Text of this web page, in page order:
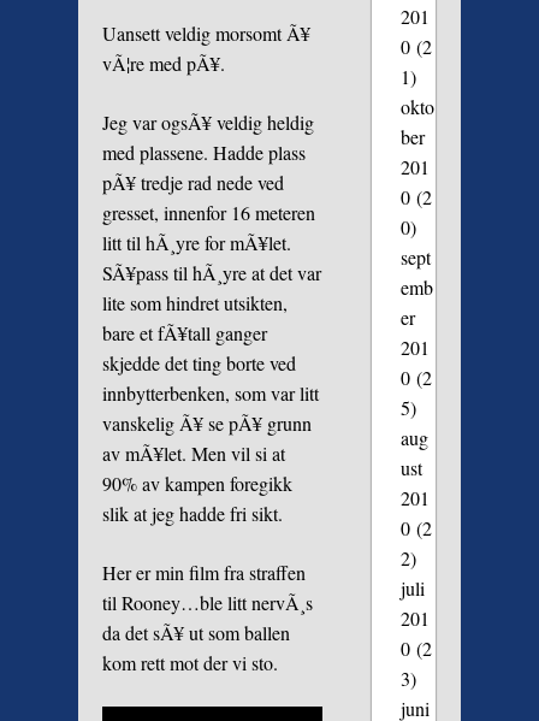
Uansett veldig morsomt Ã¥
vÃ¦re med pÃ¥.
Jeg var ogsÃ¥ veldig heldig
med plassene. Hadde plass
pÃ¥ tredje rad nede ved
gresset, innenfor 16 meteren
litt til hÃ¸yre for mÃ¥let.
SÃ¥pass til hÃ¸yre at det var
lite som hindret utsikten,
bare et fÃ¥tall ganger
skjedde det ting borte ved
innbytterbenken, som var litt
vanskelig Ã¥ se pÃ¥ grunn
av mÃ¥let. Men vil si at
90% av kampen foregikk
slik at jeg hadde fri sikt.
Her er min film fra straffen
til Rooney…ble litt nervÃ¸s
da det sÃ¥ ut som ballen
kom rett mot der vi sto.
201
0(2
1)
okto
ber
201
0(2
0)
sept
emb
er
201
0(2
5)
aug
ust
201
0(2
2)
juli
201
0(2
3)
juni